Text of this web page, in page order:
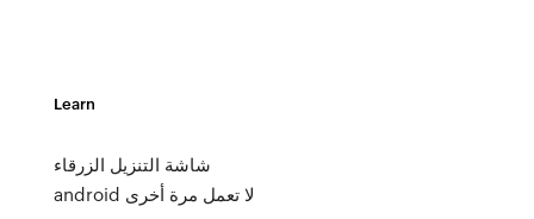
Learn
شاشة التنزيل الزرقاء
android لا تعمل مرة أخرى